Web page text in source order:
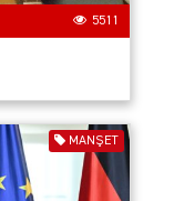
5511
MANŞET